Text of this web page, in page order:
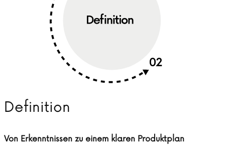
Definition
Von Erkenntnissen zu einem klaren Produktplan